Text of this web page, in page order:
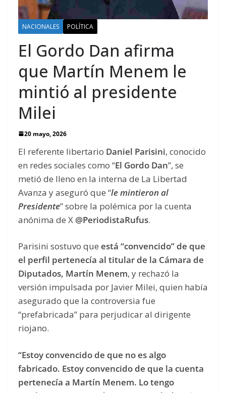
NACIONALES POLÍTICA
El Gordo Dan afirma
que Martín Menem le
mintió al presidente
Milei
20 mayo, 2026
El referente libertario Daniel Parisini, conocido
en redes sociales como “El Gordo Dan”, se
metió de lleno en la interna de La Libertad
Avanza y aseguró que “le mintieron al
Presidente” sobre la polémica por la cuenta
anónima de X @PeriodistaRufus.
Parisini sostuvo que está “convencido” de que
el perfil pertenecía al titular de la Cámara de
Diputados, Martín Menem, y rechazó la
versión impulsada por Javier Milei, quien había
asegurado que la controversia fue
“prefabricada” para perjudicar al dirigente
riojano.
“Estoy convencido de que no es algo
fabricado. Estoy convencido de que la cuenta
pertenecía a Martín Menem. Lo tengo